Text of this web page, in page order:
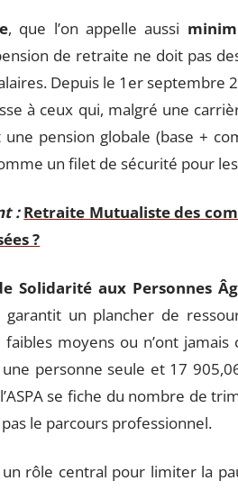
, que l’on appelle aussi
de retraite ne doit pas
Depuis le 1er septembre
à ceux qui, malgré une
pension globale (base +
un filet de sécurité pour
: Retraite Mutualiste des
?
Solidarité aux Personnes
garantit un plancher de
moyens ou n’ont jamais
personne seule et 17
se fiche du nombre de
le parcours professionnel.
rôle central pour limiter la